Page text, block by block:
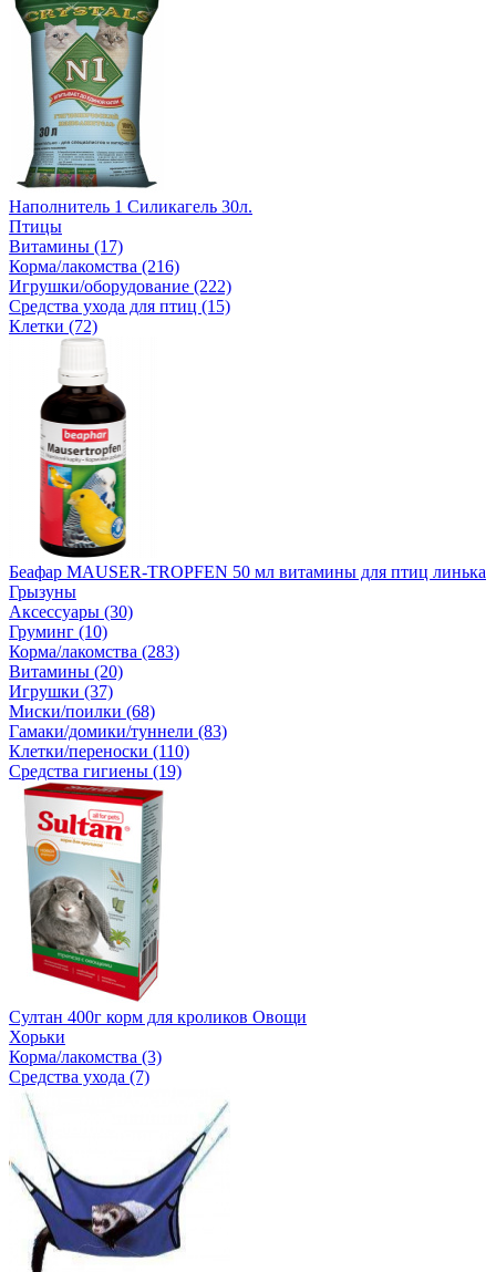
Наполнитель 1 Силикагель 30л.
Птицы
Витамины (17)
Корма/лакомства (216)
Игрушки/оборудование (222)
Средства ухода для птиц (15)
Клетки (72)
Беафар MAUSER-TROPFEN 50 мл витамины для птиц линька
Грызуны
Аксессуары (30)
Груминг (10)
Корма/лакомства (283)
Витамины (20)
Игрушки (37)
Миски/поилки (68)
Гамаки/домики/туннели (83)
Клетки/переноски (110)
Средства гигиены (19)
Султан 400г корм для кроликов Овощи
Хорьки
Корма/лакомства (3)
Средства ухода (7)